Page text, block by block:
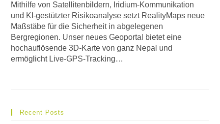
Mithilfe von Satellitenbildern, Iridium-Kommunikation
und KI-gestützter Risikoanalyse setzt RealityMaps neue
Maßstäbe für die Sicherheit in abgelegenen
Bergregionen. Unser neues Geoportal bietet eine
hochauflösende 3D-Karte von ganz Nepal und
ermöglicht Live-GPS-Tracking…
Recent Posts